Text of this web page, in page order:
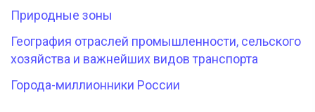
Природные зоны
География отраслей промышленности, сельского
хозяйства и важнейших видов транспорта
Города-миллионники России